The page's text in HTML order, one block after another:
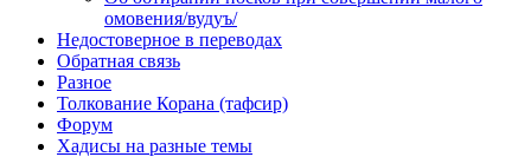
омовения/вудуъ/
Недостоверное в переводах
Обратная связь
Разное
Толкование Корана (тафсир)
Форум
Хадисы на разные темы